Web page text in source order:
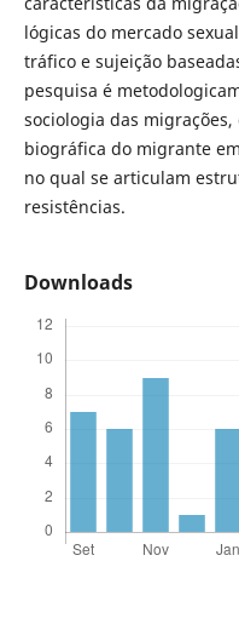
lógicas do mercado
tráfico e sujeição
pesquisa é
sociologia das
biográfica do migrante
no qual se articulam
resistências.
Downloads